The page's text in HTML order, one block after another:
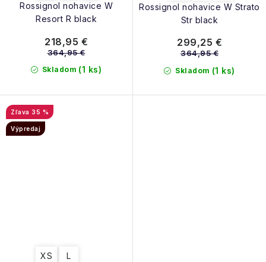
Rossignol nohavice W
Resort R black
Skladom (1 ks)
218,95 €
364,95 €
Rossignol nohavice W Strato
Str black
Skladom (1 ks)
299,25 €
364,95 €
35 %
Výpredaj
XS L